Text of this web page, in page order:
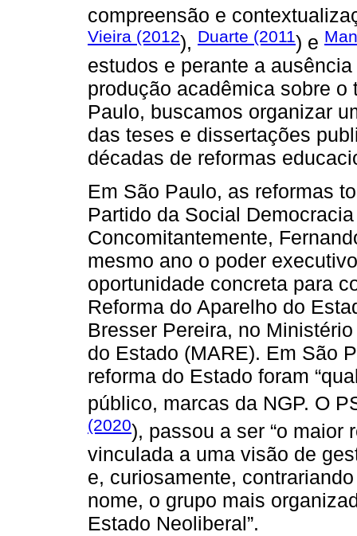
compreensão e
Vieira (2012), Duarte (2011) e
estudos e perante a
produção acadêmica sobre
Paulo, buscamos organizar
das teses e dissertações
décadas de reformas
Em São Paulo, as reformas
Partido da Social
Concomitantemente,
mesmo ano o poder
oportunidade concreta para
Reforma do Aparelho do
Bresser Pereira, no
do Estado (MARE). Em São
reforma do Estado foram
público, marcas da NGP. O
(2020), passou a ser “o maior
vinculada a uma visão de
e, curiosamente,
nome, o grupo mais
Estado Neoliberal”.